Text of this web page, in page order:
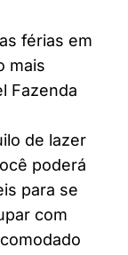
férias em
mais
Fazenda
de lazer
poderá
para se
com